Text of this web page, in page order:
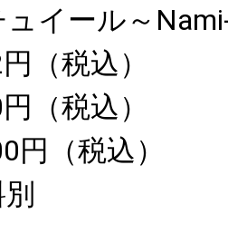
ュイール～
（税込）
（税込）
（税込）